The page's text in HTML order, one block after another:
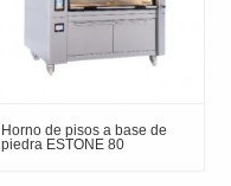
Horno de pisos a base de
piedra ESTONE 80